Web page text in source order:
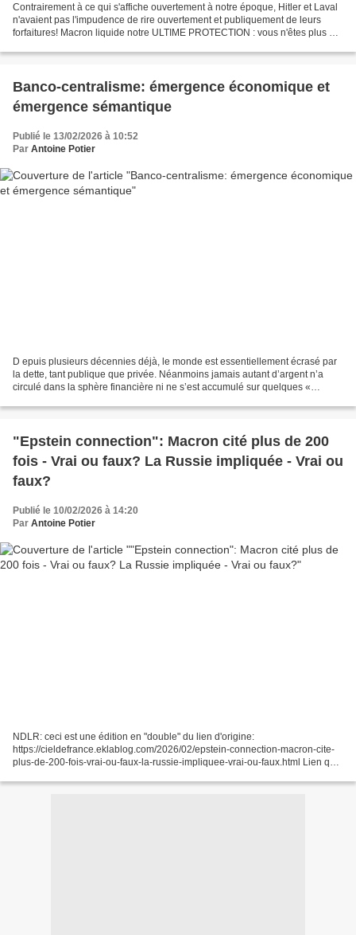
Contrairement à ce qui s'affiche ouvertement à notre époque, Hitler et Laval
n'avaient pas l'impudence de rire ouvertement et publiquement de leurs
forfaitures! Macron liquide notre ULTIME PROTECTION : vous n'êtes plus en
Banco-centralisme: émergence économique et
émergence sémantique
Publié le 13/02/2026 à 10:52
Par Antoine Potier
D epuis plusieurs décennies déjà, le monde est essentiellement écrasé par
la dette, tant publique que privée. Néanmoins jamais autant d’argent n’a
circulé dans la sphère financière ni ne s’est accumulé sur quelques «
"Epstein connection": Macron cité plus de 200
fois - Vrai ou faux? La Russie impliquée - Vrai ou
faux?
Publié le 10/02/2026 à 14:20
Par Antoine Potier
NDLR: ceci est une édition en "double" du lien d'origine:
https://cieldefrance.eklablog.com/2026/02/epstein-connection-macron-cite-
plus-de-200-fois-vrai-ou-faux-la-russie-impliquee-vrai-ou-faux.html Lien qui